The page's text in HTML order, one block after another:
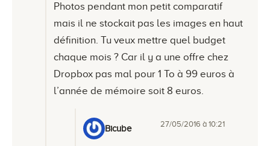
Photos pendant mon petit comparatif
mais il ne stockait pas les images en haut
définition. Tu veux mettre quel budget
chaque mois ? Car il y a une offre chez
Dropbox pas mal pour 1 To à 99 euros à
l’année de mémoire soit 8 euros.
Bicube 27/05/2016 à 10:21